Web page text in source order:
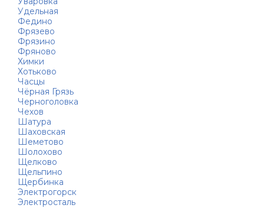
Удельная
Федино
Фрязево
Фрязино
Фряново
Химки
Хотьково
Часцы
Чёрная Грязь
Черноголовка
Чехов
Шатура
Шаховская
Шеметово
Шолохово
Щелково
Щельпино
Щербинка
Электрогорск
Электросталь